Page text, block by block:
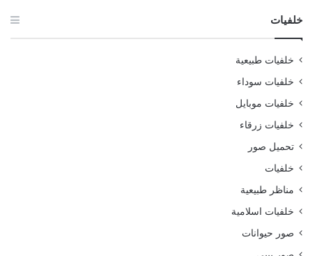
خلفيات
خلفيات طبيعية
خلفيات سوداء
خلفيات موبايل
خلفيات زرقاء
تحميل صور
خلفيات
مناظر طبيعية
خلفيات اسلامية
صور حيوانات